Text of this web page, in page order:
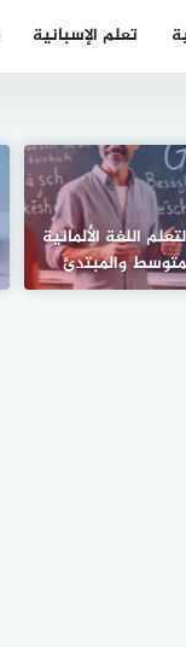
تعلم الإسبانية
لتعلم اللغة الألمانية
والمبتدئ